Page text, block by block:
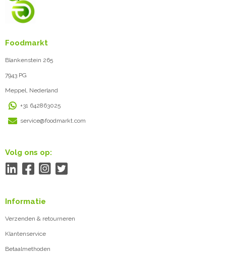
Foodmarkt
Blankenstein 265
7943 PG
Meppel, Nederland
+31 642863025
service@foodmarkt.com
Volg ons op:
Informatie
Verzenden & retourneren
Klantenservice
Betaalmethoden